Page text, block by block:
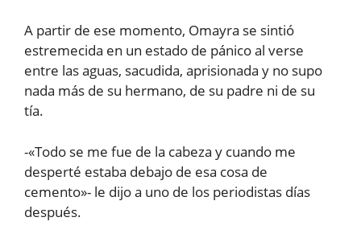
A partir de ese momento, Omayra se sintió
estremecida en un estado de pánico al verse
entre las aguas, sacudida, aprisionada y no supo
nada más de su hermano, de su padre ni de su
tía.
-«Todo se me fue de la cabeza y cuando me
desperté estaba debajo de esa cosa de
cemento»- le dijo a uno de los periodistas días
después.